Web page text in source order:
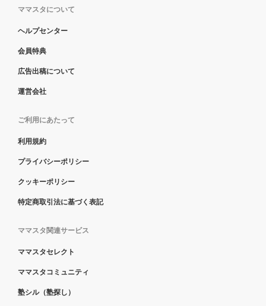
ママスタについて
ヘルプセンター
会員特典
広告出稿について
運営会社
ご利用にあたって
利用規約
プライバシーポリシー
クッキーポリシー
特定商取引法に基づく表記
ママスタ関連サービス
ママスタセレクト
ママスタコミュニティ
塾シル（塾探し）